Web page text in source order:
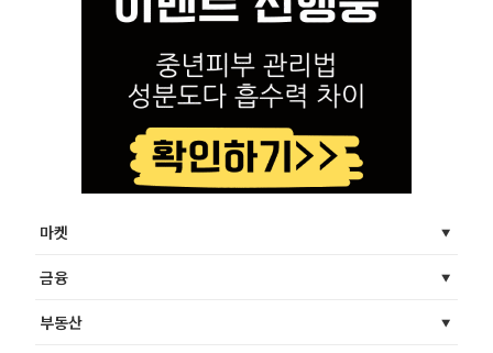
마켓
금융
부동산